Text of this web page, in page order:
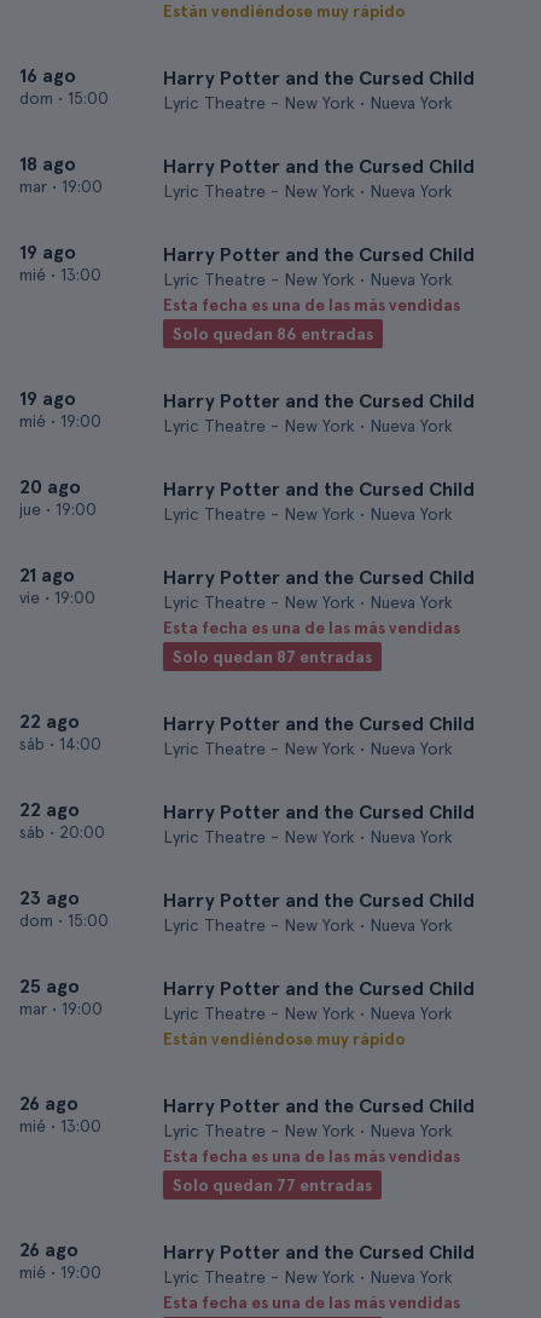
Están vendiéndose muy rápido
16 ago
dom • 15:00
Harry Potter and the Cursed Child
Lyric Theatre - New York • Nueva York
18 ago
mar • 19:00
Harry Potter and the Cursed Child
Lyric Theatre - New York • Nueva York
19 ago
mié • 13:00
Harry Potter and the Cursed Child
Lyric Theatre - New York • Nueva York
Esta fecha es una de las más vendidas
Solo quedan 86 entradas
19 ago
mié • 19:00
Harry Potter and the Cursed Child
Lyric Theatre - New York • Nueva York
20 ago
jue • 19:00
Harry Potter and the Cursed Child
Lyric Theatre - New York • Nueva York
21 ago
vie • 19:00
Harry Potter and the Cursed Child
Lyric Theatre - New York • Nueva York
Esta fecha es una de las más vendidas
Solo quedan 87 entradas
22 ago
sáb • 14:00
Harry Potter and the Cursed Child
Lyric Theatre - New York • Nueva York
22 ago
sáb • 20:00
Harry Potter and the Cursed Child
Lyric Theatre - New York • Nueva York
23 ago
dom • 15:00
Harry Potter and the Cursed Child
Lyric Theatre - New York • Nueva York
25 ago
mar • 19:00
Harry Potter and the Cursed Child
Lyric Theatre - New York • Nueva York
Están vendiéndose muy rápido
26 ago
mié • 13:00
Harry Potter and the Cursed Child
Lyric Theatre - New York • Nueva York
Esta fecha es una de las más vendidas
Solo quedan 77 entradas
26 ago
mié • 19:00
Harry Potter and the Cursed Child
Lyric Theatre - New York • Nueva York
Esta fecha es una de las más vendidas